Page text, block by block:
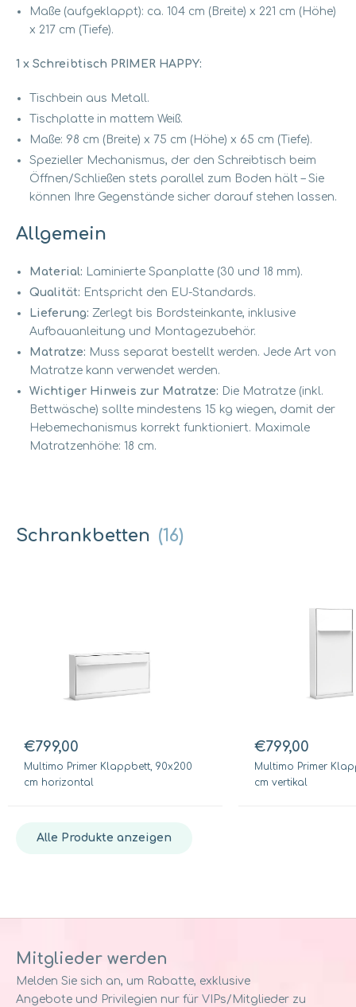
Maße (aufgeklappt): ca. 104 cm (Breite) x 221 cm (Höhe)
x 217 cm (Tiefe).
1 x Schreibtisch PRIMER HAPPY:
Tischbein aus Metall.
Tischplatte in mattem Weiß.
Maße: 98 cm (Breite) x 75 cm (Höhe) x 65 cm (Tiefe).
Spezieller Mechanismus, der den Schreibtisch beim
Öffnen/Schließen stets parallel zum Boden hält – Sie
können Ihre Gegenstände sicher darauf stehen lassen.
Allgemein
Material: Laminierte Spanplatte (30 und 18 mm).
Qualität: Entspricht den EU-Standards.
Lieferung: Zerlegt bis Bordsteinkante, inklusive
Aufbauanleitung und Montagezubehör.
Matratze: Muss separat bestellt werden. Jede Art von
Matratze kann verwendet werden.
Wichtiger Hinweis zur Matratze: Die Matratze (inkl.
Bettwäsche) sollte mindestens 15 kg wiegen, damit der
Hebemechanismus korrekt funktioniert. Maximale
Matratzenhöhe: 18 cm.
Schrankbetten (16)
€799,00
Multimo Primer Klappbett, 90x200
cm horizontal
€799,00
Multimo Primer
cm vertikal
Alle Produkte anzeigen
Mitglieder werden
Melden Sie sich an, um Rabatte, exklusive
Angebote und Privilegien nur für VIPs/Mitglieder zu